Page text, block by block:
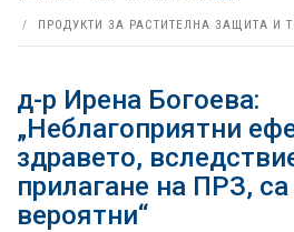
ПРОДУКТИ ЗА РАСТИТЕЛНА ЗАЩИТА И
д-р Ирена Богоева:
„Неблагоприятни
здравето,
прилагане на ПРЗ,
вероятни“